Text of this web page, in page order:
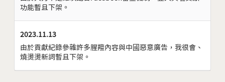
功能暫且下架。
2023.11.13
由於貢獻紀錄參雜許多腥羶內容與中國惡意廣告，我很會、
燒燙燙新詞暫且下架。